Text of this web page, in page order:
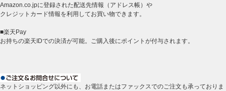
Amazon.co.jpに登録された配送先情報（アドレス帳）や
クレジットカード情報を利用してお買い物できます。
■楽天Pay
お持ちの楽天IDでの決済が可能。ご購入後にポイントが付与されます。
ネットショッピング以外にも、お電話またはファックスでのご注文も承っておりま